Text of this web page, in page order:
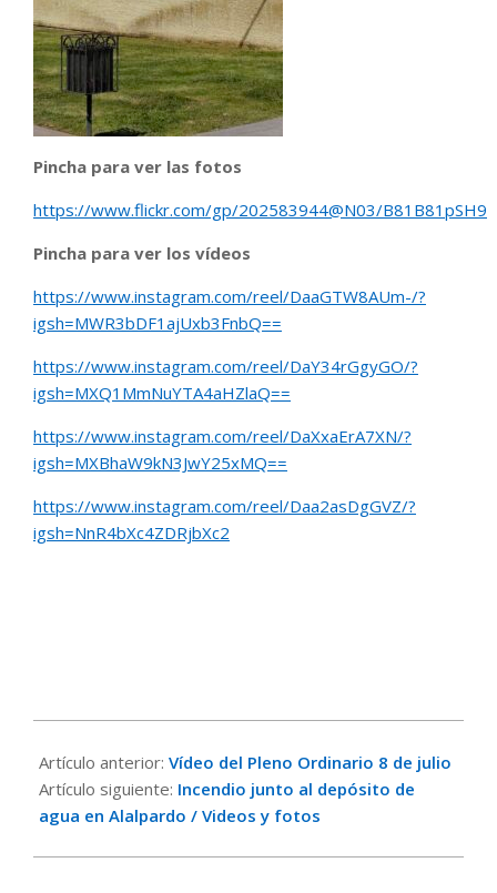
Pincha para ver las fotos
https://www.flickr.com/gp/202583944@N03/B81B81pSH9
Pincha para ver los vídeos
https://www.instagram.com/reel/DaaGTW8AUm-/?
igsh=MWR3bDF1ajUxb3FnbQ==
https://www.instagram.com/reel/DaY34rGgyGO/?
igsh=MXQ1MmNuYTA4aHZlaQ==
https://www.instagram.com/reel/DaXxaErA7XN/?
igsh=MXBhaW9kN3JwY25xMQ==
https://www.instagram.com/reel/Daa2asDgGVZ/?
igsh=NnR4bXc4ZDRjbXc2
07-
09
Artículo anterior: Vídeo del Pleno Ordinario 8 de julio
Artículo siguiente: Incendio junto al depósito de
agua en Alalpardo / Videos y fotos